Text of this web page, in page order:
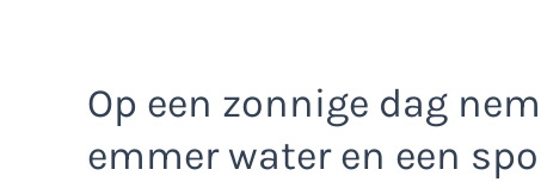
Op een zonnige dag
emmer water en een